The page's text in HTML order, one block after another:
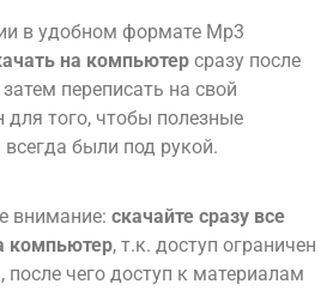
в удобном формате Mp3
на компьютерсразу после
переписать на свой
для того, чтобы полезные
всегда были под рукой.
внимание: скачайте сразу все
компьютер, т.к. доступ ограничен
после чего доступ к материалам